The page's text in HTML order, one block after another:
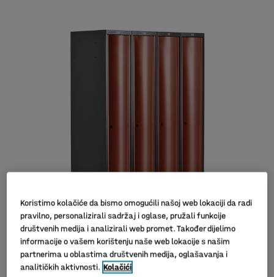
Koristimo kolačiće da bismo omogućili našoj web lokaciji da radi
pravilno, personalizirali sadržaj i oglase, pružali funkcije
društvenih medija i analizirali web promet. Također dijelimo
informacije o vašem korištenju naše web lokacije s našim
partnerima u oblastima društvenih medija, oglašavanja i
analitičkih aktivnosti. Kolačići